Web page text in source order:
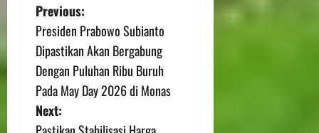
Previous:
Presiden Prabowo Subianto
Dipastikan Akan Bergabung
Dengan Puluhan Ribu Buruh
Pada May Day 2026 di Monas
Next: